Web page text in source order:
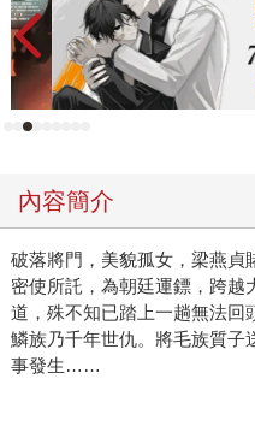
內容簡介
破落將門，美貌孤女，梁燕貞
密使所託，為朝廷運鏢，跨越
道，殊不知已踏上一趟無法
鱗族乃千年世仇。將毛族質子
事發生……